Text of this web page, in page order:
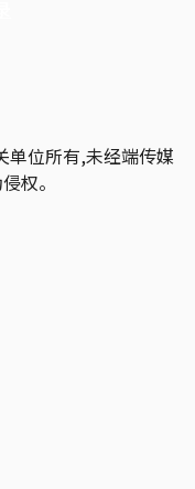
单位所有,未经端传媒
权。